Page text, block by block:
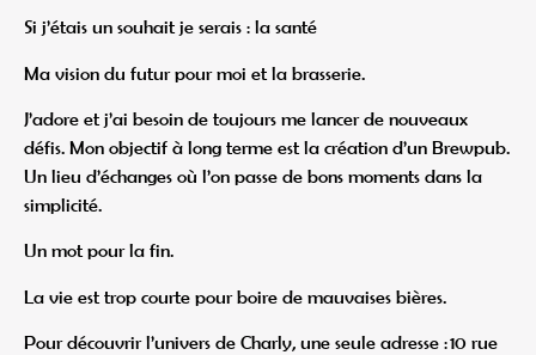
Si j’étais un souhait je serais : la santé
Ma vision du futur pour moi et la brasserie.
J’adore et j’ai besoin de toujours me lancer de nouveaux
défis. Mon objectif à long terme est la création d’un Brewpub.
Un lieu d’échanges où l’on passe de bons moments dans la
simplicité.
Un mot pour la fin.
La vie est trop courte pour boire de mauvaises bières.
Pour découvrir l’univers de Charly, une seule adresse : 10 rue